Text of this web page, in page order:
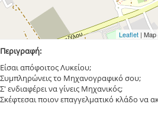
Leaflet| Map
Περιγραφή:
Είσαι απόφοιτος Λυκείου;
Συμπληρώνεις το Μηχανογραφικό σου;
Σ' ενδιαφέρει να γίνεις Μηχανικός;
Σκέφτεσαι ποιον επαγγελματικό κλάδο να